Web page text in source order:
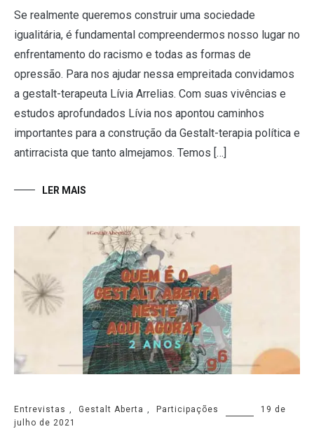
Se realmente queremos construir uma sociedade
igualitária, é fundamental compreendermos nosso lugar no
enfrentamento do racismo e todas as formas de
opressão. Para nos ajudar nessa empreitada convidamos
a gestalt-terapeuta Lívia Arrelias. Com suas vivências e
estudos aprofundados Lívia nos apontou caminhos
importantes para a construção da Gestalt-terapia política e
antirracista que tanto almejamos. Temos […]
LER MAIS
Entrevistas , Gestalt Aberta , Participações
19 de
julho de 2021